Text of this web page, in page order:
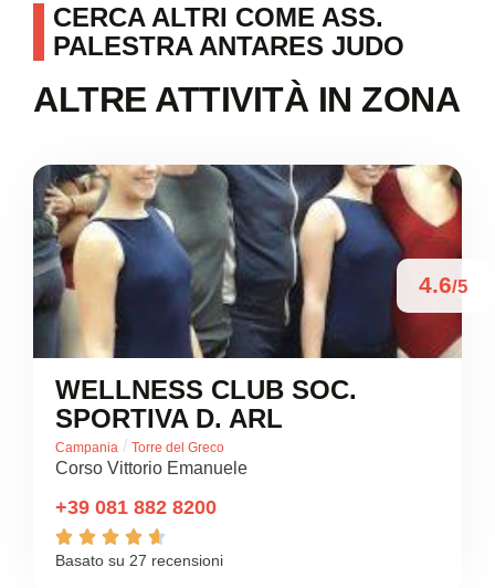
CERCA ALTRI COME ASS.
PALESTRA ANTARES JUDO
ALTRE ATTIVITÀ IN ZONA
4.6/5
WELLNESS CLUB SOC.
SPORTIVA D. ARL
Campania / Torre del Greco
Corso Vittorio Emanuele
+39 081 882 8200
    
Basato su 27 recensioni